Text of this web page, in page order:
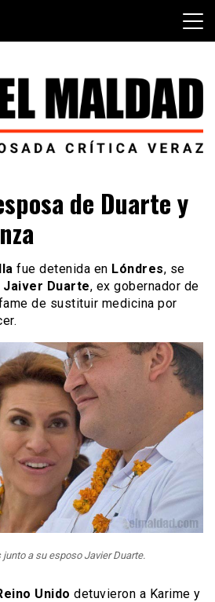
de Duarte y
fue detenida en Lóndres, se
Jaiver Duarte, ex gobernador de
de sustituir medicina por
a su esposo Javier Duarte.
Unido detuvieron a Karime y